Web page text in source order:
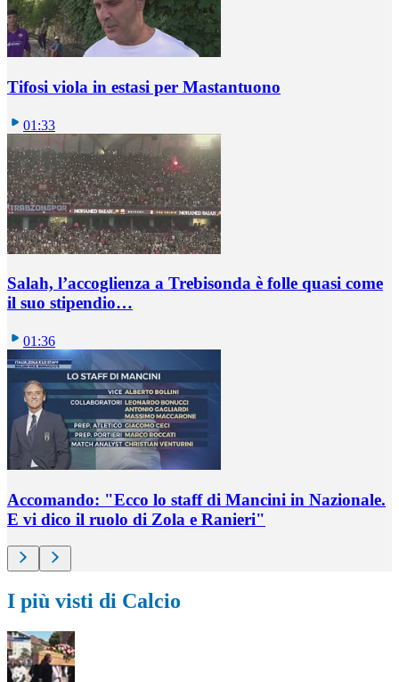
Tifosi viola in estasi per Mastantuono
01:33
Salah, l’accoglienza a Trebisonda è folle quasi come
il suo stipendio…
01:36
Accomando: "Ecco lo staff di Mancini in Nazionale.
E vi dico il ruolo di Zola e Ranieri"
I più visti di Calcio